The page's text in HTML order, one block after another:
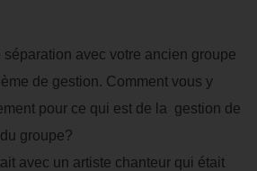
séparation avec votre ancien groupe
de gestion. Comment vous y
pour ce qui est de la gestion de
groupe?
avec un artiste chanteur qui était